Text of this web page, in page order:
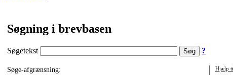
Søgning i brevbasen
Søgetekst ?
Søge-afgrænsning:
Hjælp